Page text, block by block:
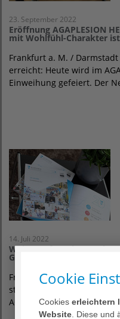
23. September 2022
Eröffnung AGAPLESION
mit Wohlfühl-Charakter
Frankfurt a. M. /
erreicht: Heute wird im
Einweihung gefeiert. Der
14. Juli 2022
Weiter auf
Geschäftsbericht vor
Frankfurt – Das
standen bei der heutigen
AGAPLESION
Cookie
Cookieserleichtern
Website . Diese und